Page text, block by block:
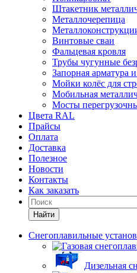
Штакетник
Металлочерепица
Винтовые сваи
Фальцевая кровля
Трубы чугунные
Запорная арматура
Мойки колёс для
Мобильная
Мосты
Цвета RAL
Прайсы
Оплата
Доставка
Полезное
Новости
Контакты
Как заказать
Найти
Снегоплавильные
Дизельная